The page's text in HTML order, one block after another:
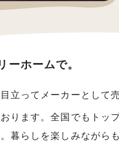
ホームで。
立ってメーカーとして
ります。全国でもト
暮らしを楽しみなが